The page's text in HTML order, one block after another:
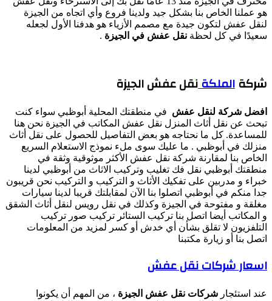
هو عملنا الخاص بنا بشكل جيد ولدينا فروع وأي اتجاه من الجيزة
لنقل عفش لتكون جيدة مع مصمم الأزياء هو هدفنا الأول لجعله
سعيدًا في كل لحظة نقل عفش في الجيزة .
شركة الملكةنقل عفش الجيزة
افضل شركة لنقل عفش في منطقتك المحلية أبوظبي سواء كنت
تبحث عن نقل أثاث المنزل نقل عفش المكاتب في الجيزة نحن هنا
للمساعدة. كل ما نحتاجه هو بعض التفاصيل للحصول على نقل أثاث
منزلك في أبوظبي . ما عليك سوى ملء نموذج الاستعلام السريع
الخاص بنا لمقارنة شركة نقل عفش الأكثر موثوقية وثقة في
منطقتك أبوظبي نقل فك تغليب وتركيب الاثاث من أبوظبي لدينا
خبراء و مدربين على تفكيك الأثاث و التركيب و التركيب نحن قريبون
جدا منكم في أبوظبي اتصلوا بنا الآن لمقابلتك قريبا لدينا سيارات
مغلقة و مفتوحة في الجيزة وكذلك في نقل رويس لنقل أثاث الشقق
و المكاتب أيضا اتصل بنا تركيب الستائر تركيب صور تركيب
التلفزيون لا تقلق بشأن أي خدش أو كسر لمزيد من المعلومات
اتصل بنا أو زيارة مكتبنا
اسعار شركات نقل عفش
عند استئجار شركات نقل عفش الجيزة ، من المهم أن يكونوا